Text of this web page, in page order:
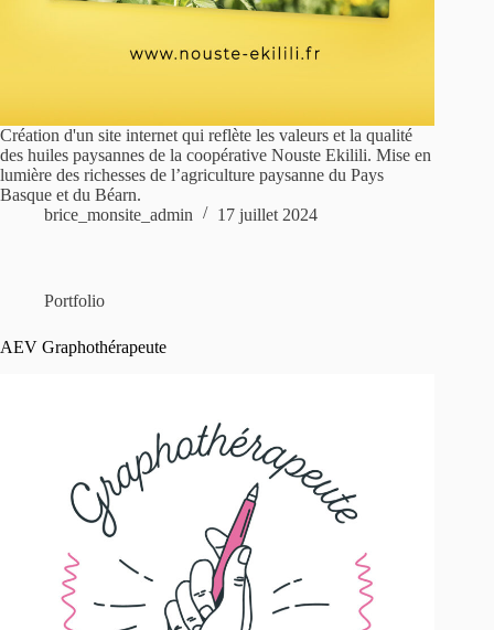
Création d'un site internet qui reflète les valeurs et la qualité
des huiles paysannes de la coopérative Nouste Ekilili. Mise en
lumière des richesses de l’agriculture paysanne du Pays
Basque et du Béarn.
brice_monsite_admin
17 juillet 2024
Portfolio
AEV Graphothérapeute